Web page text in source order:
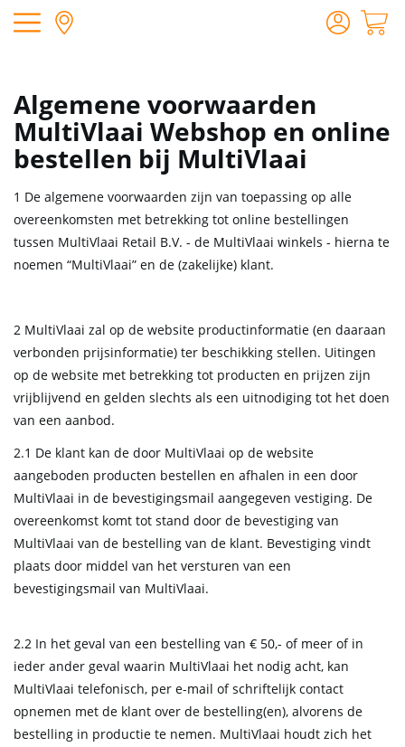
Algemene voorwaarden
MultiVlaai Webshop en online
bestellen bij MultiVlaai
1 De algemene voorwaarden zijn van toepassing op alle
overeenkomsten met betrekking tot online bestellingen
tussen MultiVlaai Retail B.V. - de MultiVlaai winkels - hierna te
noemen “MultiVlaai” en de (zakelijke) klant.
2 MultiVlaai zal op de website productinformatie (en daaraan
verbonden prijsinformatie) ter beschikking stellen. Uitingen
op de website met betrekking tot producten en prijzen zijn
vrijblijvend en gelden slechts als een uitnodiging tot het doen
van een aanbod.
2.1 De klant kan de door MultiVlaai op de website
aangeboden producten bestellen en afhalen in een door
MultiVlaai in de bevestigingsmail aangegeven vestiging. De
overeenkomst komt tot stand door de bevestiging van
MultiVlaai van de bestelling van de klant. Bevestiging vindt
plaats door middel van het versturen van een
bevestigingsmail van MultiVlaai.
2.2 In het geval van een bestelling van € 50,- of meer of in
ieder ander geval waarin MultiVlaai het nodig acht, kan
MultiVlaai telefonisch, per e-mail of schriftelijk contact
opnemen met de klant over de bestelling(en), alvorens de
bestelling in productie te nemen. MultiVlaai houdt zich het